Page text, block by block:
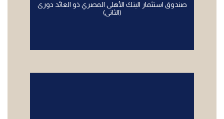
صندوق استثمار البنك الأهلى المصري ذو العائد دورى
(الثانى)